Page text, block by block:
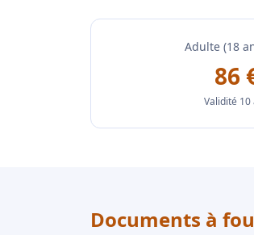
Adulte (18
86
Validité 10
Documents à